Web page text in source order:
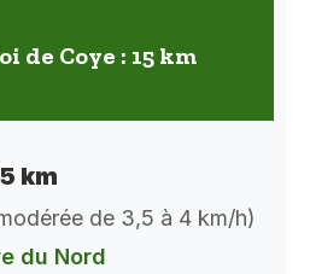
de Coye : 15 km
km
de 3,5 à 4 km/h)
du Nord